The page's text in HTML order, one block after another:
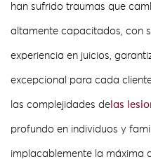
han sufrido traumas que
altamente capacitados, con
experiencia en juicios,
excepcional para cada
las complejidades de las
profundo en individuos y
implacablemente la máxima